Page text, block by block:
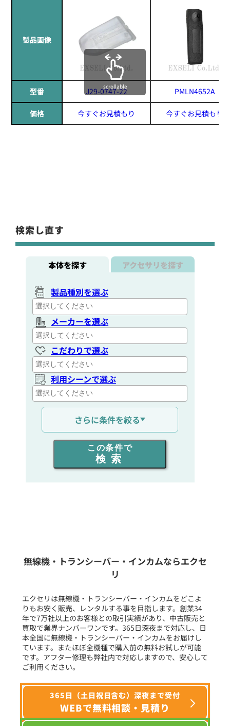
製品画像
型番 J29-0747-22 PMLN4652A
価格 今すぐお見積もり 今すぐお見積もり
scrollable
検索し直す
本体を探す アクセサリを探す
製品種別を選ぶ
メーカーを選ぶ
こだわりで選ぶ
利用シーンで選ぶ
通信距離を選ぶ
出力を選ぶ
同時通話人数を選ぶ
フリーワード入力(製品名等)
選択条件をリセット
さらに条件を絞る
この条件で
検索
無線機・トランシーバー・インカムならエクセ
リ
エクセリは無線機・トランシーバー・インカムをどこよ
りもお安く販売、レンタルする事を目指します。創業34
年で7万社以上のお客様との取引実績があり、中古販売と
買取で業界ナンバーワンです。365日深夜まで対応し、日
本全国に無線機・トランシーバー・インカムをお届けし
ています。またほぼ全機種で購入前の無料お試しが可能
です。アフター修理も弊社内で対応しますので、安心して
ご利用ください。
365日（土日祝日含む）深夜まで受付
WEBで無料相談・見積り